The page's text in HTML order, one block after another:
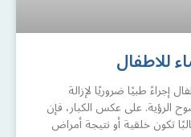
للاطفال
إجراءً طبيًا ضروريًا لإزالة
الرؤية. على عكس الكبار، فإن
تكون خلقية أو نتيجة أمراض